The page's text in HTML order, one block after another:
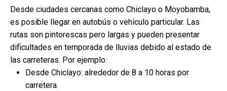
Desde ciudades cercanas como Chiclayo o Moyobamba,
es posible llegar en autobús o vehículo particular. Las
rutas son pintorescas pero largas y pueden presentar
dificultades en temporada de lluvias debido al estado de
las carreteras. Por ejemplo:
Desde Chiclayo: alrededor de 8 a 10 horas por
carretera.